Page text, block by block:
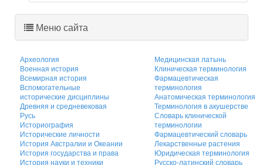
Меню сайта
Археология
Военная история
Всемирная история
Вспомогательные
исторические дисциплины
Древняя и средневековая
Русь
Историография
Исторические личности
История Австралии и Океании
История государства и права
История науки и техники
Медицинская латынь
Клиническая терминология
Фармацевтическая
терминология
Анатомическая терминология
Терминология в акушерстве
Словарь клинической
терминологии
Фармацевтический словарь
Лекарственные растения
Юридическая терминология
Русско-латинский словарь